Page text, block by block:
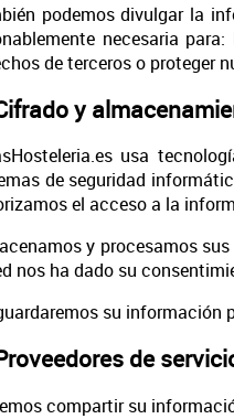
podemos divulgar la
necesaria
de terceros o proteger
y
usa
de seguridad
el acceso a la
y procesamos
nos ha dado su
su información
de
compartir su